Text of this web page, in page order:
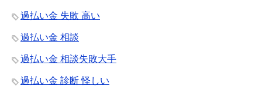
過払い金 失敗 高い
過払い金 相談
過払い金 相談失敗大手
過払い金 診断 怪しい